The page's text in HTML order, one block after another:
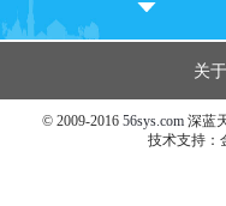
关
© 2009-2016 56sys.com 深蓝
技术支持：